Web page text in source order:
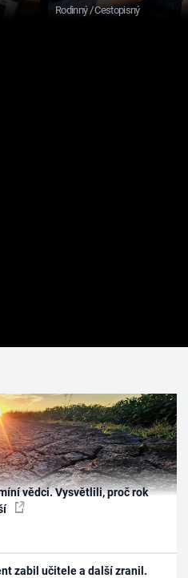
Rodinný / Cestopisný
vědci. Vysvětlili, proč rok
zabil učitele a další zranil.